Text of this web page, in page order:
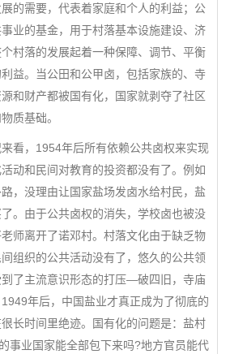
的需要，代表着家庭和个人的利益；公
业的基金，用于村落基本设施建设、济
村落的发展起着一种保障、调节、平衡
益。当公田和公甲卤，包括家族的、寺
和财产都被国有化，国家就剥夺了社区
质基础。
，1954年后所有依赖公共卤权来实现
动和民间对教育的投资都没有了。例如
，没理由让国家盐场发卤水给村民，盐
。由于公共卤权的消失，学校卤也被没
师离开了诺邓村。村落文化由于缺乏物
组织的公共活动没有了，悠久的公共领
了主流意识形态的打压—破四旧，寺庙
年后，中国盐业才真正成为了彻底的
长时间里绝迹。国有化的问题是：盐村
事业国家能全部包下来吗?地方官员能代